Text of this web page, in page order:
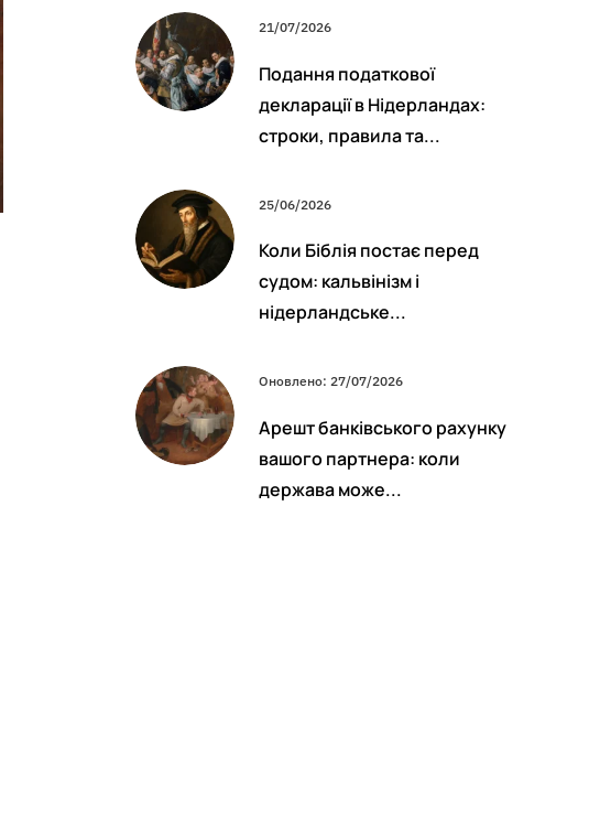
21/07/2026
Подання податкової
декларації в Нідерландах:
строки, правила та...
25/06/2026
Коли Біблія постає перед
судом: кальвінізм і
нідерландське...
Оновлено: 27/07/2026
Арешт банківського рахунку
вашого партнера: коли
держава може...